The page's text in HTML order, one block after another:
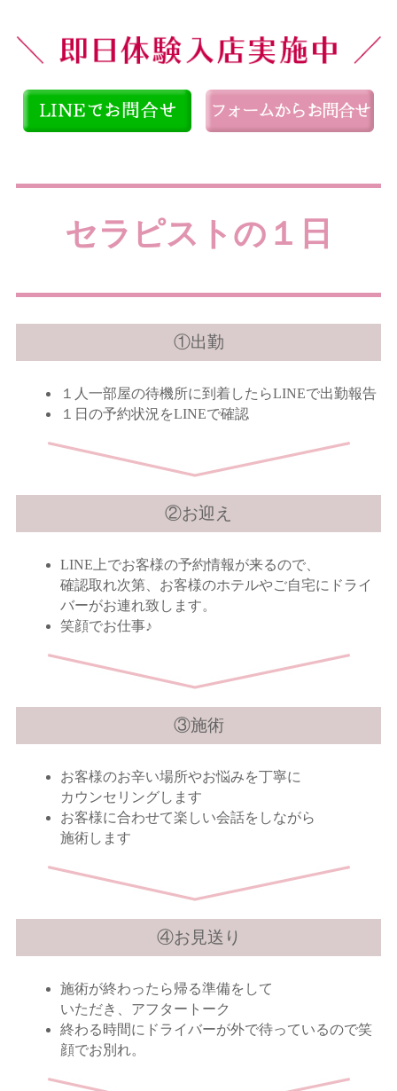
セラピストの１日
①出勤
１人一部屋の待機所に到着したらLINEで出勤報告
１日の予約状況をLINEで確認
②お迎え
LINE上でお客様の予約情報が来るので、
確認取れ次第、お客様のホテルやご自宅にドライ
バーがお連れ致します。
笑顔でお仕事♪
③施術
お客様のお辛い場所やお悩みを丁寧に
カウンセリングします
お客様に合わせて楽しい会話をしながら
施術します
④お見送り
施術が終わったら帰る準備をして
いただき、アフタートーク
終わる時間にドライバーが外で待っているので笑
顔でお別れ。